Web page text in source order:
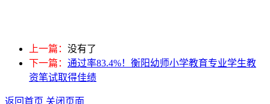
上一篇： 没有了
下一篇： 通过率83.4%！衡阳幼师小学教育专业学生教
资笔试取得佳绩
返回首页 关闭页面